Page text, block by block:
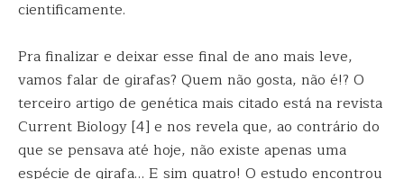
cientificamente.
Pra finalizar e deixar esse final de ano mais leve,
vamos falar de girafas? Quem não gosta, não é!? O
terceiro artigo de genética mais citado está na revista
Current Biology [4] e nos revela que, ao contrário do
que se pensava até hoje, não existe apenas uma
espécie de girafa… E sim quatro! O estudo encontrou